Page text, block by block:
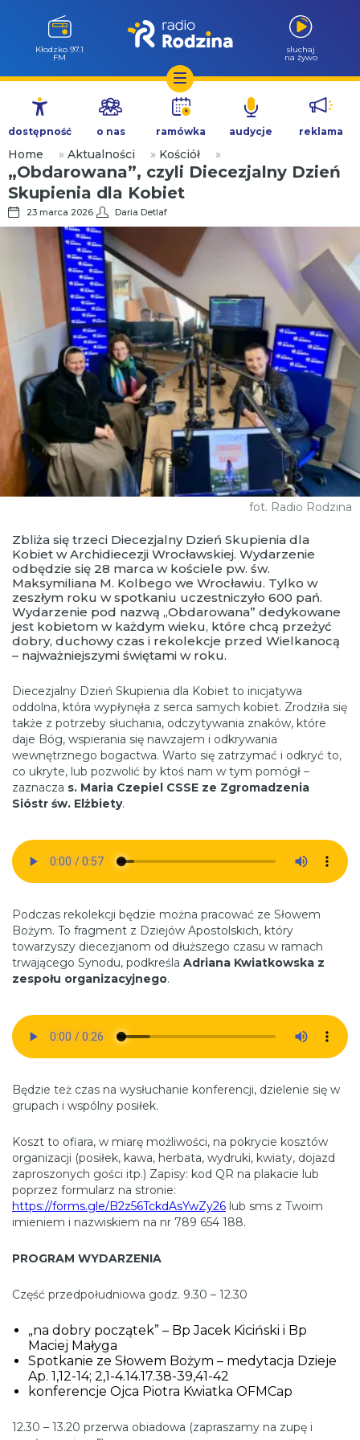
Przejdź
treści
Wołów 99.6
FM
słuchaj
na żywo
dostępność o nas ramówka audycje reklama
Home » Aktualności » Kościół »
„Obdarowana”, czyli Diecezjalny Dzień
Skupienia dla Kobiet
23 marca 2026 Daria Detlaf
fot. Radio Rodzina
Zbliża się trzeci Diecezjalny Dzień Skupienia dla
Kobiet w Archidiecezji Wrocławskiej. Wydarzenie
odbędzie się 28 marca w kościele pw. św.
Maksymiliana M. Kolbego we Wrocławiu. Tylko w
zeszłym roku w spotkaniu uczestniczyło 600 pań.
Wydarzenie pod nazwą „Obdarowana” dedykowane
jest kobietom w każdym wieku, które chcą przeżyć
dobry, duchowy czas i rekolekcje przed Wielkanocą
– najważniejszymi świętami w roku.
Diecezjalny Dzień Skupienia dla Kobiet to inicjatywa
oddolna, która wypłynęła z serca samych kobiet. Zrodziła się
także z potrzeby słuchania, odczytywania znaków, które
daje Bóg, wspierania się nawzajem i odkrywania
wewnętrznego bogactwa. Warto się zatrzymać i odkryć to,
co ukryte, lub pozwolić by ktoś nam w tym pomógł –
zaznacza s. Maria Czepiel CSSE ze Zgromadzenia
Sióstr św. Elżbiety.
Podczas rekolekcji będzie można pracować ze Słowem
Bożym. To fragment z Dziejów Apostolskich, który
towarzyszy diecezjanom od dłuższego czasu w ramach
trwającego Synodu, podkreśla Adriana Kwiatkowska z
zespołu organizacyjnego.
Będzie też czas na wysłuchanie konferencji, dzielenie się w
grupach i wspólny posiłek.
Koszt to ofiara, w miarę możliwości, na pokrycie kosztów
organizacji (posiłek, kawa, herbata, wydruki, kwiaty, dojazd
zaproszonych gości itp.) Zapisy: kod QR na plakacie lub
poprzez formularz na stronie:
https://forms.gle/B2z56TckdAsYwZy26 lub sms z Twoim
imieniem i nazwiskiem na nr 789 654 188.
PROGRAM WYDARZENIA
Część przedpołudniowa godz. 9.30 – 12.30
„na dobry początek” – Bp Jacek Kiciński i Bp
Maciej Małyga
Spotkanie ze Słowem Bożym – medytacja Dzieje
Ap. 1,12-14; 2,1-4.14.17.38-39,41-42
konferencje Ojca Piotra Kwiatka OFMCap
12.30 – 13.20 przerwa obiadowa (zapraszamy na zupę i